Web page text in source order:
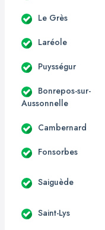
Le Grès
Laréole
Puysségur
Bonrepos-sur-
Aussonnelle
Cambernard
Fonsorbes
Saiguède
Saint-Lys